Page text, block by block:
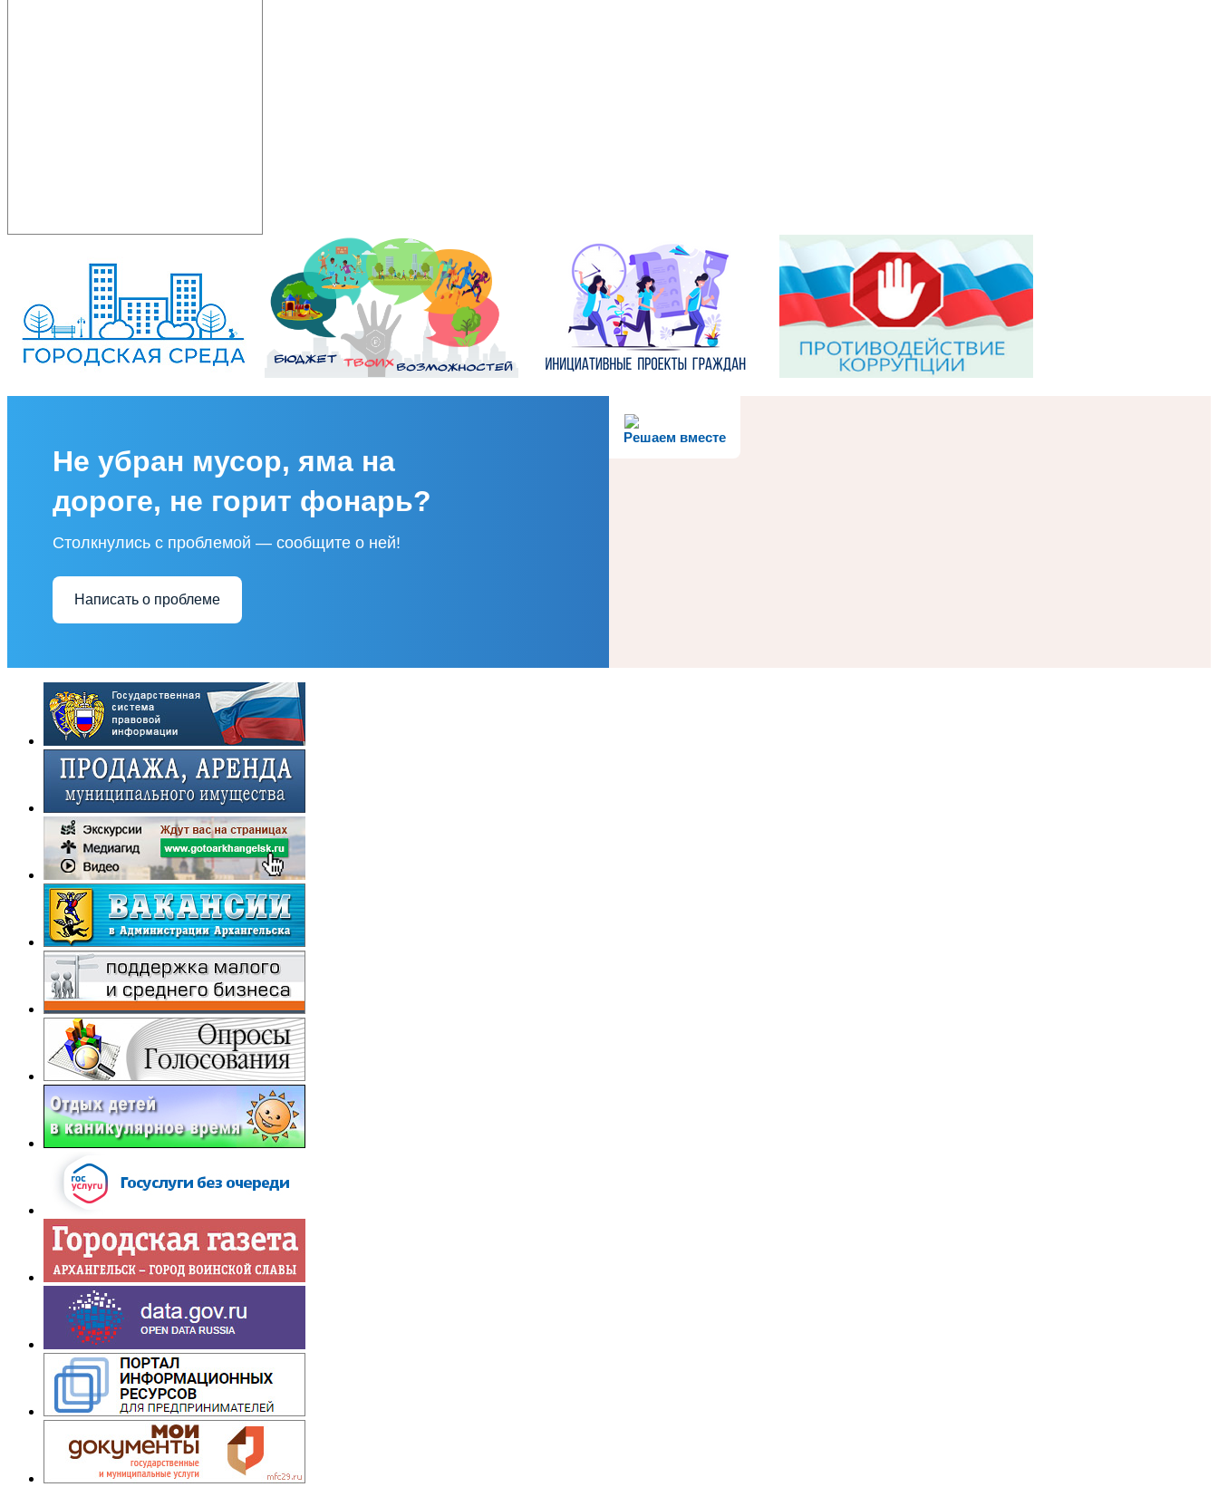
Решаем вместе
Не убран мусор, яма на
дороге, не горит фонарь?
Столкнулись с проблемой — сообщите о ней!
Написать о проблеме